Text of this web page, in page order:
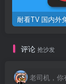
评论 抢沙发
老司机，你